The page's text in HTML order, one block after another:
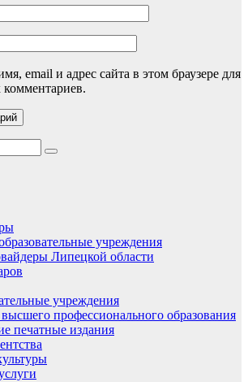
email и адрес сайта в этом браузере для
учреждения
Липецкой области
учреждения
профессионального образования
печатные издания